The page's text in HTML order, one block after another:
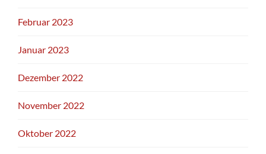
Februar 2023
Januar 2023
Dezember 2022
November 2022
Oktober 2022